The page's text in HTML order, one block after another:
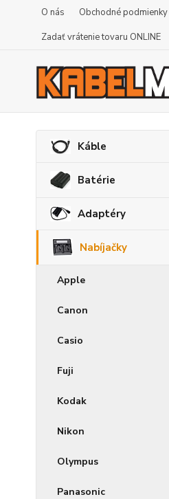
O nás Obchodné podmienky
Zadať vrátenie tovaru ONLINE
Káble
Batérie
Adaptéry
Nabíjačky
Apple
Canon
Casio
Fuji
Kodak
Nikon
Olympus
Panasonic